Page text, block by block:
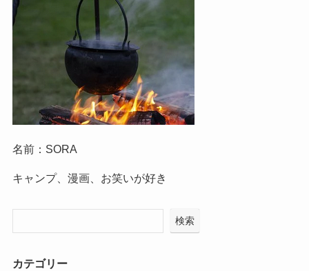
名前：SORA
キャンプ、漫画、お笑いが好き
検索
カテゴリー